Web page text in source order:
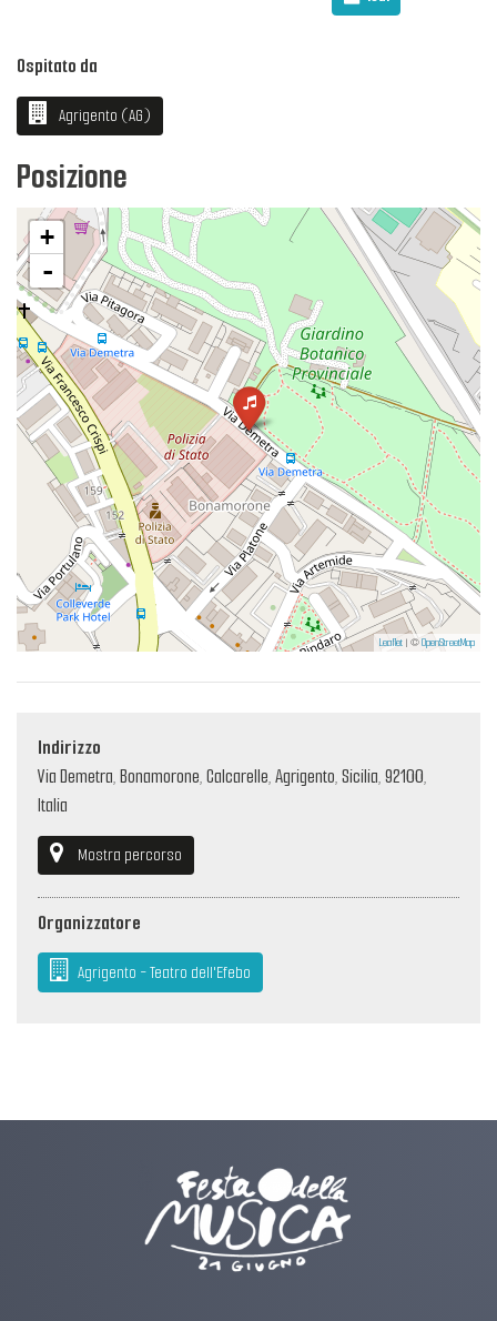
Ospitato da
Agrigento (AG)
Posizione
+
-
Leaflet | ©OpenStreetMap
Indirizzo
Via Demetra, Bonamorone, Calcarelle, Agrigento, Sicilia, 92100,
Italia
Mostra percorso
Organizzatore
Agrigento - Teatro dell'Efebo